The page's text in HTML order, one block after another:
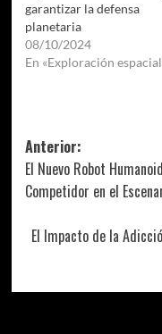
garantizar la defensa
planetaria
08/10/2024
En «Exploración
Navegación
de
entradas
Anterior:
El Nuevo Robot
Competidor en el
El Impacto de la